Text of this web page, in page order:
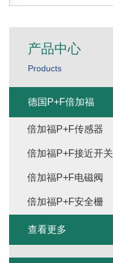
产品中心
Products
德国P+F倍加福
倍加福P+F传感器
倍加福P+F接近开关
倍加福P+F电磁阀
倍加福P+F安全栅
查看更多